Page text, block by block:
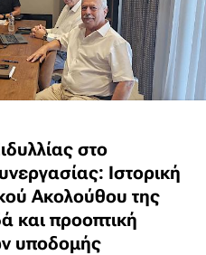
στο
Ιστορική
Ακολούθου της
και προοπτική
υποδομής